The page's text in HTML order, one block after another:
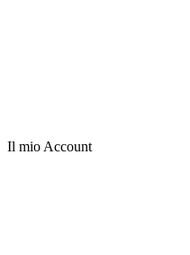
Il mio Account